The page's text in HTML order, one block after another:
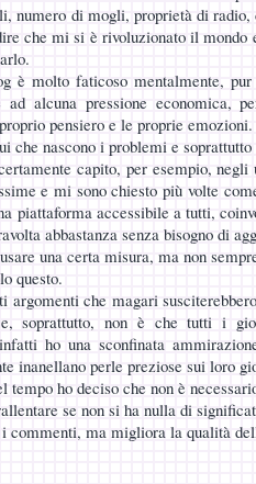
numero di mogli, proprietà di
che mi si è rivoluzionato il mondo
è molto faticoso mentalmente,
ad alcuna pressione economica,
pensiero e le proprie emozioni.
che nascono i problemi e
capito, per esempio,
e mi sono chiesto più volte
piattaforma accessibile a tutti,
abbastanza senza bisogno di
una certa misura, ma non
questo.
argomenti che magari
soprattutto, non è che tutti i
ho una sconfinata
inanellano perle preziose sui loro
tempo ho deciso che non è
se non si ha nulla di
commenti, ma migliora la qualità